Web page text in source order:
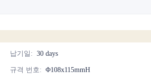
납기일 : 30 days
규격 번호: Φ108x115mmH